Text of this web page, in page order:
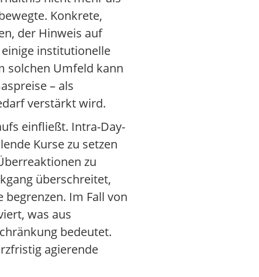
Konkrete,
der Hinweis auf
institutionelle
solchen Umfeld kann
– als
verstärkt wird.
einfließt. Intra-Day-
Kurse zu setzen
zu
überschreitet,
Im Fall von
was aus
bedeutet.
agierende